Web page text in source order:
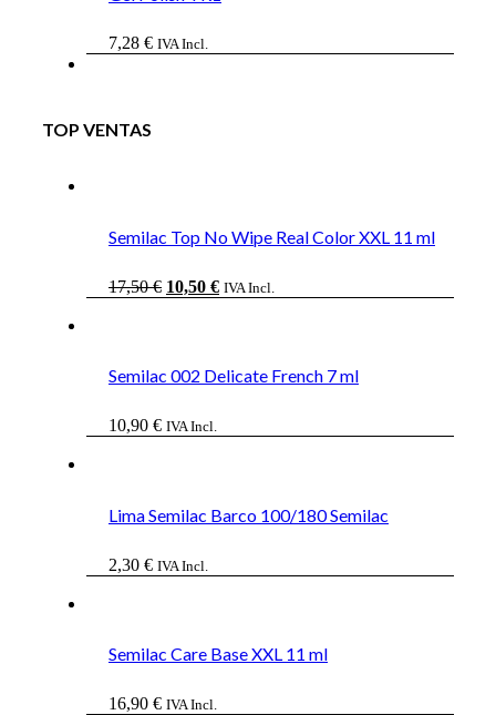
7,28 € IVA Incl.
TOP VENTAS
Semilac Top No Wipe Real Color XXL 11 ml
17,50€ El
10,50 €ElIVA Incl.
Semilac 002 Delicate French 7 ml
10,90 € IVA Incl.
Lima Semilac Barco 100/180 Semilac
2,30 € IVA Incl.
Semilac Care Base XXL 11 ml
16,90 € IVA Incl.